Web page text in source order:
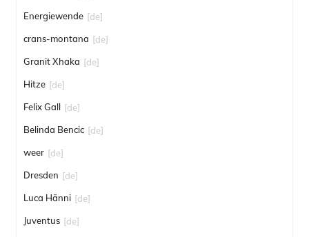
Energiewende [de]
crans-montana [de]
Granit Xhaka [de]
Hitze [de]
Felix Gall [de]
Belinda Bencic [de]
weer [de]
Dresden [de]
Luca Hänni [de]
Juventus [de]